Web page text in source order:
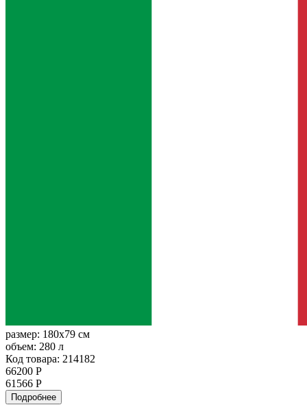
размер: 180x79 см
объем: 280 л
Код товара: 214182
66200 Р
61566 Р
Подробнее